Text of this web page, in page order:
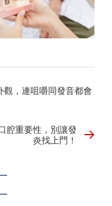
，連咀嚼同發音都會
腔重要性，別讓發
炎找上門！